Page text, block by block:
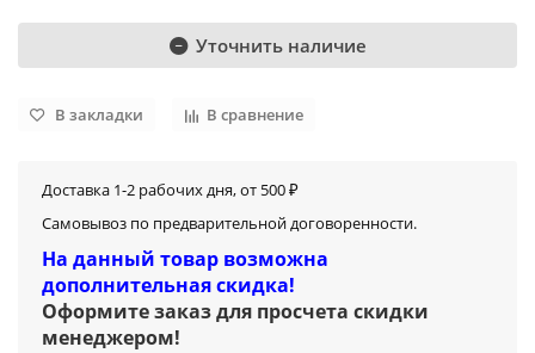
Уточнить наличие
В закладки В сравнение
Доставка 1-2 рабочих дня, от 500 ₽
Самовывоз по предварительной договоренности.
На данный товар возможна
дополнительная скидка!
Оформите заказ для просчета скидки
менеджером!